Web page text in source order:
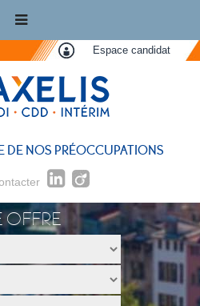
Espace candidat
DE NOS PRÉOCCUPATIONS
OFFRE